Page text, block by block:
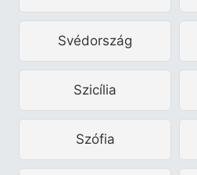
Svédország
Szicília
Szófia